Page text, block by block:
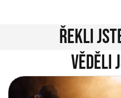
nervy.
Řekli
Věděli
Vítejte na novém e-shopu
City